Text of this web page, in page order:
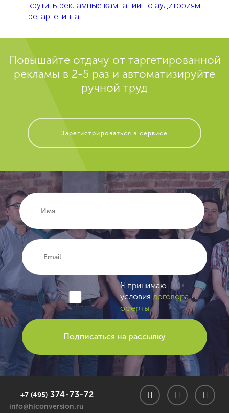
крутить рекламные кампании по аудиториям
ретаргетинга
Повышайте отдачу от таргетированной
рекламы в 2-5 раз и автоматизируйте
ручной труд
Зарегистрироваться в сервисе
Я принимаю
условия договора-
оферты
+7 (495) 374-73-72
info@hiconversion.ru